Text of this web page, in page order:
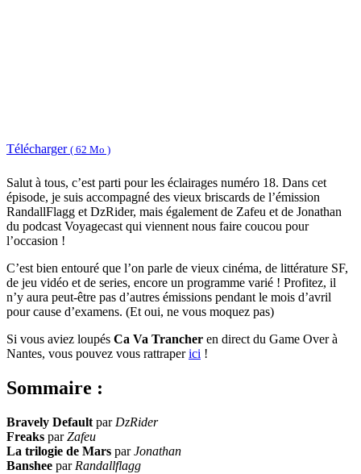
Télécharger ( 62 Mo )
Salut à tous, c’est parti pour les éclairages numéro 18. Dans cet
épisode, je suis accompagné des vieux briscards de l’émission
RandallFlagg et DzRider, mais également de Zafeu et de Jonathan
du podcast Voyagecast qui viennent nous faire coucou pour
l’occasion !
C’est bien entouré que l’on parle de vieux cinéma, de littérature SF,
de jeu vidéo et de series, encore un programme varié ! Profitez, il
n’y aura peut-être pas d’autres émissions pendant le mois d’avril
pour cause d’examens. (Et oui, ne vous moquez pas)
Si vous aviez loupés Ca Va Trancher en direct du Game Over à
Nantes, vous pouvez vous rattraperici !
Sommaire :
Bravely Default par DzRider
Freaks parZafeu
La trilogie de Mars parJonathan
Banshee par Randallflagg